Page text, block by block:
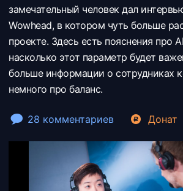
замечательный человек дал
Wowhead, в котором чуть больше
проекте. Здесь есть пояснения про
насколько этот параметр будет
больше информации о сотрудниках
немного про баланс.
28 комментариев Донат